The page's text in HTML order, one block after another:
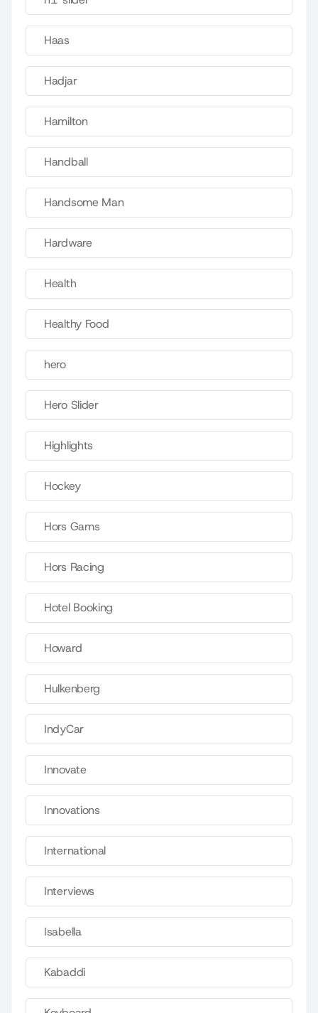
Haas
Hadjar
Hamilton
Handball
Handsome Man
Hardware
Health
Healthy Food
hero
Hero Slider
Highlights
Hockey
Hors Gams
Hors Racing
Hotel Booking
Howard
Hulkenberg
IndyCar
Innovate
Innovations
International
Interviews
Isabella
Kabaddi